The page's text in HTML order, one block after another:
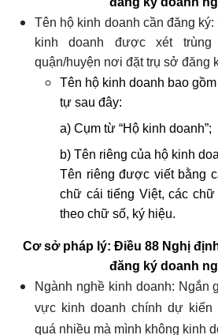
Tên hộ kinh doanh cần đăng
kinh doanh được xét
quận/huyện nơi đặt trụ sở đăng
Tên hộ kinh doanh bao
tự sau đây:
a) Cụm từ “Hộ kinh doanh”;
b) Tên riêng của hộ kinh
Tên riêng được viết bằng
chữ cái tiếng Việt, các chữ
theo chữ số, ký hiệu.
Cơ sở pháp lý: Điều 88 Nghị
đăng ký doanh
Ngành nghề kinh doanh: Ngắn
vực kinh doanh chính dự kiến
quá nhiều mà mình không kinh